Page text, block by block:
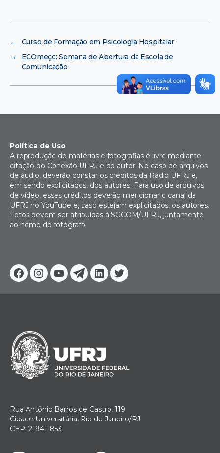
←
Curso de Formação em Psicologia Hospitalar
→
ECOmeço: Semana de Abertura da Escola de
Comunicação
Facebook
Instagram
YoutubeTelegram
Linkedin
Twitter
Política de Uso
A reprodução de matérias e fotografias é livre mediante
citação do Conexão UFRJ e do autor. No caso de arquivos
de áudio, deverão constar os créditos da Rádio UFRJ e,
em sendo explicitados, dos autores. Para uso de arquivos
de vídeo, esses créditos deverão mencionar o canal da
UFRJ no YouTube e, caso estejam explicitados, os autores.
Fotos devem ser atribuídas à SGCOM/UFRJ, juntamente
ao nome do fotógrafo.
Rua Antônio Barros de Castro, 119
Cidade Universitária, Rio de Janeiro/RJ
CEP: 21941-853